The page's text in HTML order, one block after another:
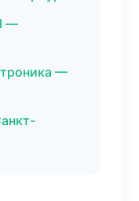
—
—